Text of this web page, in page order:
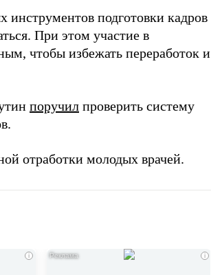
инструментов подготовки кадров
При этом участие в
чтобы избежать переработок и
поручил проверить систему
отработки молодых врачей.
i i